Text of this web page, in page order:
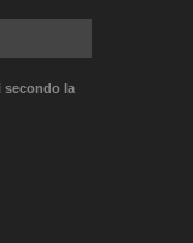
secondo la